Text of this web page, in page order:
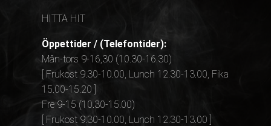
HITTA HIT
Öppettider / (Telefontider):
Mån-tors 9-16,30 (10.30-16.30)
[ Frukost 9.30-10.00, Lunch 12.30-13.00, Fika
15.00-15.20 ]
Fre 9-15 (10.30-15.00)
[ Frukost 9.30-10.00, Lunch 12.30-13.00 ]